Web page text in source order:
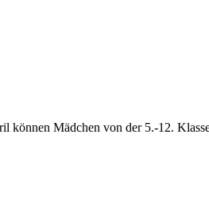
Mädchen von der 5.-12.